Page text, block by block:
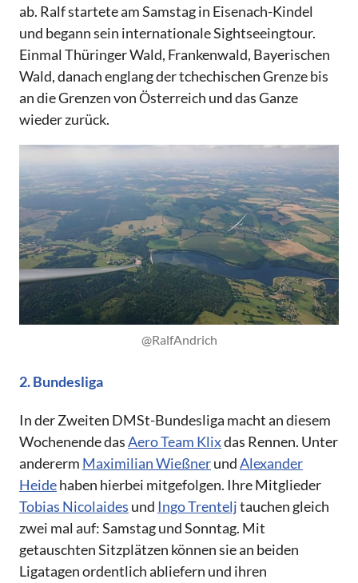
ab. Ralf startete am Samstag in Eisenach-Kindel
und begann sein internationale Sightseeingtour.
Einmal Thüringer Wald, Frankenwald, Bayerischen
Wald, danach englang der tchechischen Grenze bis
an die Grenzen von Österreich und das Ganze
wieder zurück.
@RalfAndrich
2. Bundesliga
In der Zweiten DMSt-Bundesliga macht an diesem
Wochenende dasAero Team Klixdas Rennen. Unter
andererm Maximilian WießnerundAlexander
Heidehaben hierbei mitgefolgen. Ihre Mitglieder
Tobias Nicolaides und Ingo Trenteljtauchen gleich
zwei mal auf: Samstag und Sonntag. Mit
getauschten Sitzplätzen können sie an beiden
Ligatagen ordentlich abliefern und ihren